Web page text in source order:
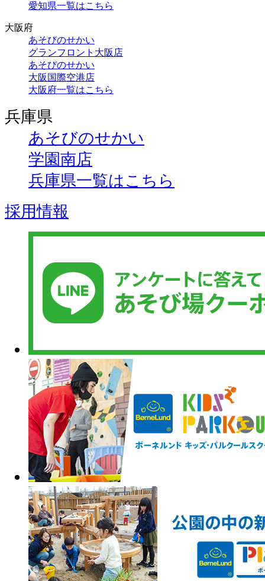
愛知県一覧はこちら
大阪府
あそびのせかい
グランフロント大阪店
あそびのせかい
大阪国際空港店
大阪府一覧はこちら
兵庫県
あそびのせかい
学園南店
兵庫県一覧はこちら
採用情報